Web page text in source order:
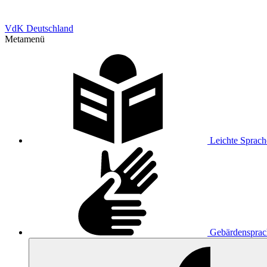
VdK Deutschland
Metamenü
Leichte